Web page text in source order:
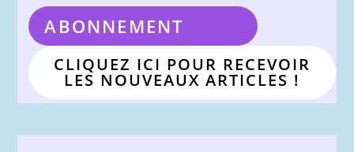
ABONNEMENT
CLIQUEZ ICI POUR RECEVOIR
LES NOUVEAUX ARTICLES !